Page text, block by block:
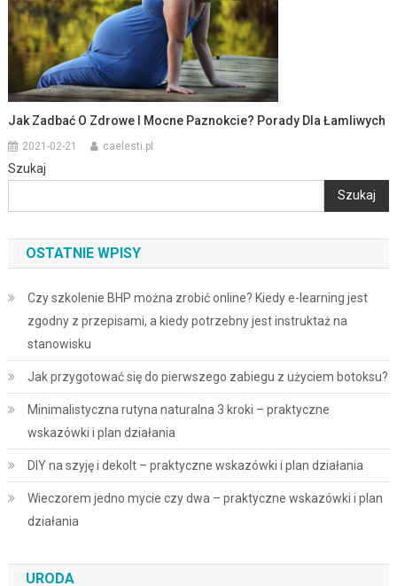
Jak Zadbać O Zdrowe I Mocne Paznokcie? Porady Dla Łamliwych
2021-02-21 caelesti.pl
Szukaj
Szukaj
OSTATNIE WPISY
Czy szkolenie BHP można zrobić online? Kiedy e-learning jest
zgodny z przepisami, a kiedy potrzebny jest instruktaż na
stanowisku
Jak przygotować się do pierwszego zabiegu z użyciem botoksu?
Minimalistyczna rutyna naturalna 3 kroki – praktyczne
wskazówki i plan działania
DIY na szyję i dekolt – praktyczne wskazówki i plan działania
Wieczorem jedno mycie czy dwa – praktyczne wskazówki i plan
działania
URODA